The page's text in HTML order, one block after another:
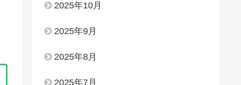
2025年10月
2025年9月
2025年8月
2025年7月